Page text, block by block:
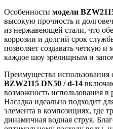
Особенности модели
высокую прочность и
из нержавеющей стали, что
коррозии и долгий срок
позволяет создавать четкую
каждое шоу зрелищным и
Преимущества использования
BZW2115 DN50 / d-14
возможность использования
Насадка идеально подходит
элемента в композициях, где
динамичная водная струя.